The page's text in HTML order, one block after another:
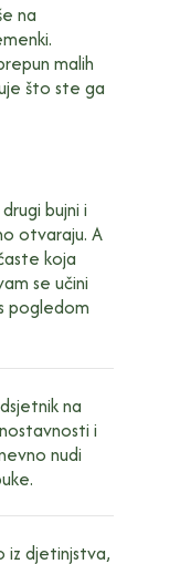
na
malih
što ste ga
bujni i
otvaraju. A
koja
se učini
pogledom
na
i
nudi
iz djetinjstva,